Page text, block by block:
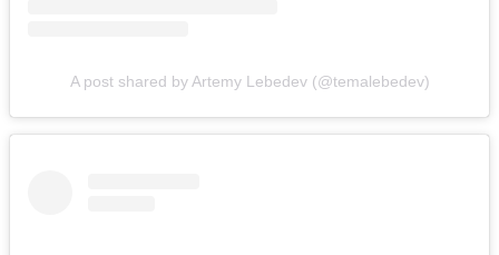
A post shared by Artemy Lebedev (@temalebedev)